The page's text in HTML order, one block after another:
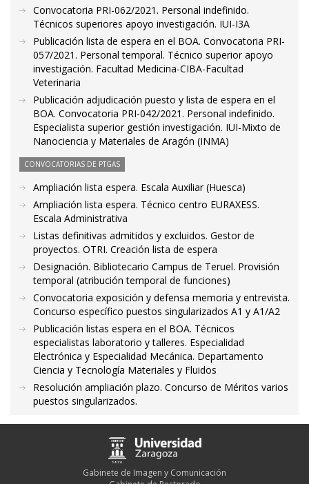
Convocatoria PRI-062/2021. Personal indefinido.
Técnicos superiores apoyo investigación. IUI-I3A
Publicación lista de espera en el BOA. Convocatoria PRI-
057/2021. Personal temporal. Técnico superior apoyo
investigación. Facultad Medicina-CIBA-Facultad
Veterinaria
Publicación adjudicación puesto y lista de espera en el
BOA. Convocatoria PRI-042/2021. Personal indefinido.
Especialista superior gestión investigación. IUI-Mixto de
Nanociencia y Materiales de Aragón (INMA)
CONVOCATORIAS DE PTGAS
Ampliación lista espera. Escala Auxiliar (Huesca)
Ampliación lista espera. Técnico centro EURAXESS.
Escala Administrativa
Listas definitivas admitidos y excluidos. Gestor de
proyectos. OTRI. Creación lista de espera
Designación. Bibliotecario Campus de Teruel. Provisión
temporal (atribución temporal de funciones)
Convocatoria exposición y defensa memoria y entrevista.
Concurso específico puestos singularizados A1 y A1/A2
Publicación listas espera en el BOA. Técnicos
especialistas laboratorio y talleres. Especialidad
Electrónica y Especialidad Mecánica. Departamento
Ciencia y Tecnología Materiales y Fluidos
Resolución ampliación plazo. Concurso de Méritos varios
puestos singularizados.
Gabinete de Imagen y Comunicación